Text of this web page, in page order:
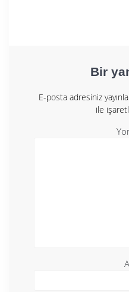
Bir
E-posta adresiniz
ile